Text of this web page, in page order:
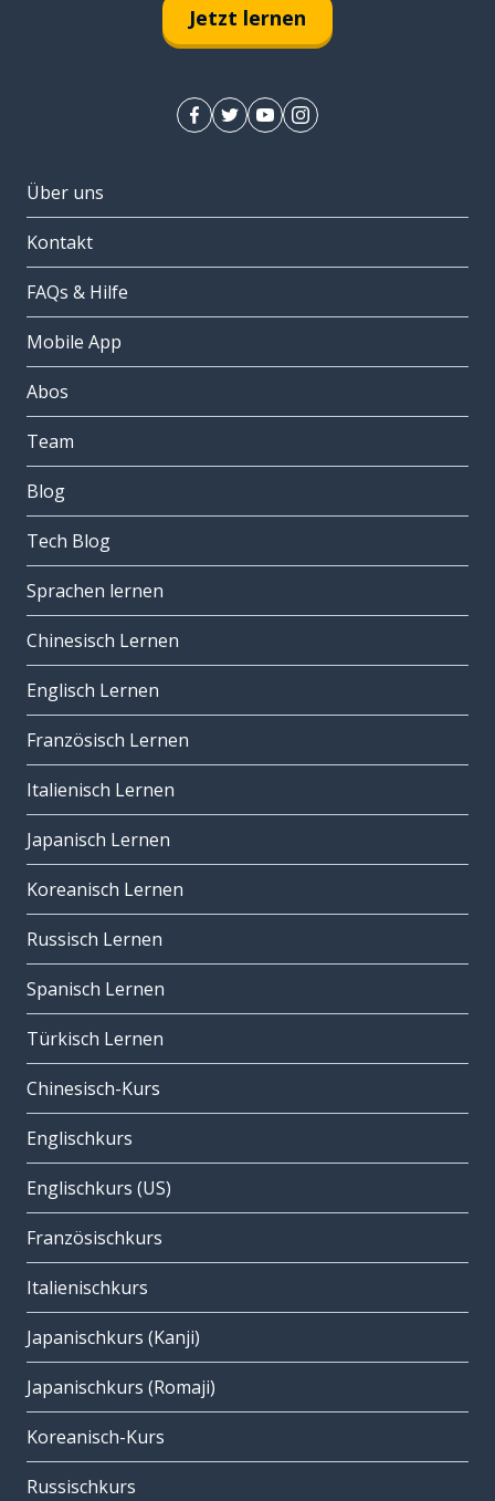
Jetzt lernen
Über uns
Kontakt
FAQs & Hilfe
Mobile App
Abos
Team
Blog
Tech Blog
Sprachen lernen
Chinesisch Lernen
Englisch Lernen
Französisch Lernen
Italienisch Lernen
Japanisch Lernen
Koreanisch Lernen
Russisch Lernen
Spanisch Lernen
Türkisch Lernen
Chinesisch-Kurs
Englischkurs
Englischkurs (US)
Französischkurs
Italienischkurs
Japanischkurs (Kanji)
Japanischkurs (Romaji)
Koreanisch-Kurs
Russischkurs